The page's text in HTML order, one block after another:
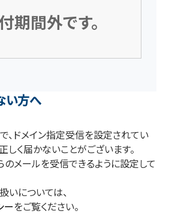
期間外です。
い方へ
、ドメイン指定受信を設定されてい
く届かないことがございます。
のメールを受信できるように設定して
については、
ーをご覧ください。